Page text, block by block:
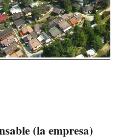
(la empresa)